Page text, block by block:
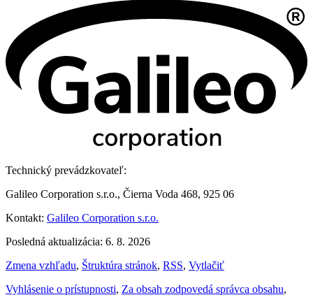
Technický prevádzkovateľ:
Galileo Corporation s.r.o., Čierna Voda 468, 925 06
Kontakt: Galileo Corporation s.r.o.
Posledná aktualizácia: 6. 8. 2026
Zmena vzhľadu, Štruktúra stránok, RSS, Vytlačiť
Vyhlásenie o prístupnosti, Za obsah zodpovedá správca obsahu,